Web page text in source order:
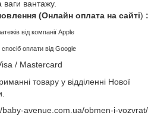
вантажу.
(Онлайн оплата на сайті) :
від компанії Apple
оплати від Google
/ Mastercard
товару у відділенні Нової
baby-avenue.com.ua/obmen-i-vozvrat/